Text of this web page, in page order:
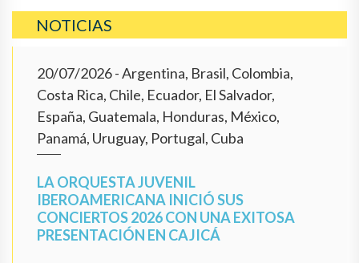
NOTICIAS
20/07/2026- Argentina, Brasil, Colombia,
Costa Rica, Chile, Ecuador, El Salvador,
España, Guatemala, Honduras, México,
Panamá, Uruguay, Portugal, Cuba
LA ORQUESTA JUVENIL
IBEROAMERICANA INICIÓ SUS
CONCIERTOS 2026 CON UNA EXITOSA
PRESENTACIÓN EN CAJICÁ